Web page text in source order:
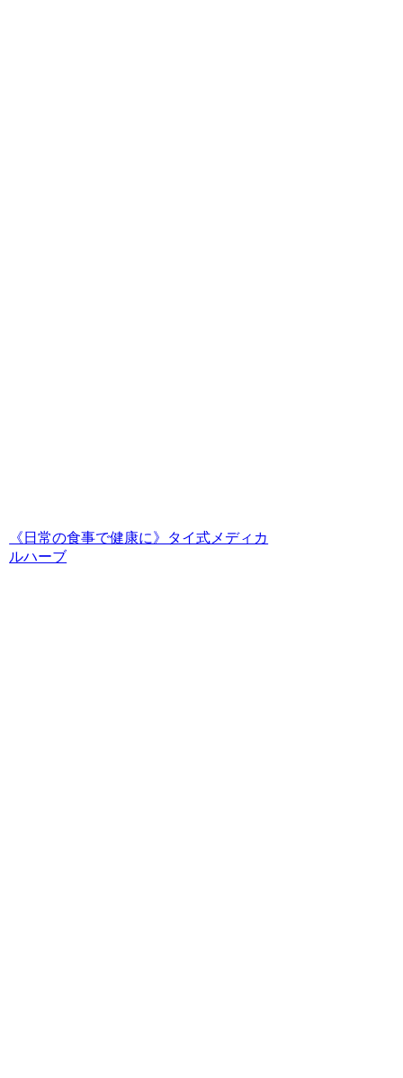
《日常の食事で健康に》タイ式メディカ
ルハーブ